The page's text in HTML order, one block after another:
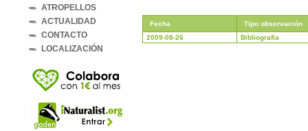
ATROPELLOS
ACTUALIDAD
CONTACTO
LOCALIZACIÓN
Fecha
Tipo observación
2009-08-26
Bibliografía